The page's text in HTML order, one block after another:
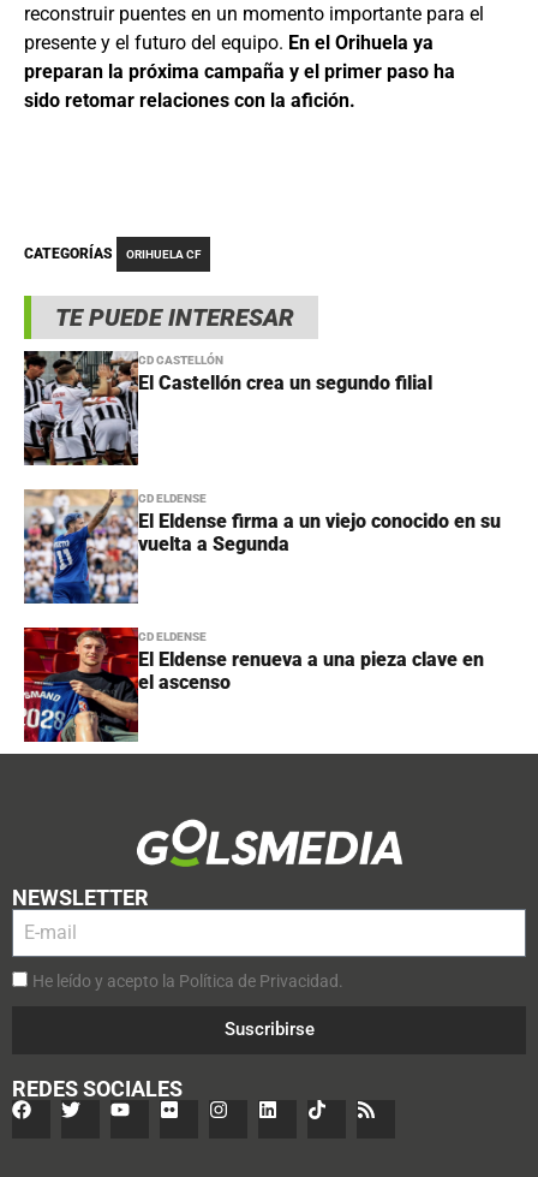
TE PUEDE INTERESAR
CD CASTELLÓN
El Castellón crea un segundo filial
CD ELDENSE
El Eldense firma a un viejo conocido en su
vuelta a Segunda
CD ELDENSE
El Eldense renueva a una pieza clave en
el ascenso
reconstruir puentes en un momento importante para el
presente y el futuro del equipo. En el Orihuela ya
preparan la próxima campaña y el primer paso ha
sido retomar relaciones con la afición.
CATEGORÍAS ORIHUELA CF
NEWSLETTER
He leído y acepto la Política de Privacidad.
Suscribirse
REDES SOCIALES